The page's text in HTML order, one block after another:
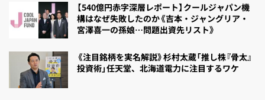
【540億円赤字深層レポート】クールジャパン機
構はなぜ失敗したのか《吉本・ジャングリア・
宮澤喜一の孫娘…問題出資先リスト》
《注目銘柄を実名解説》杉村太蔵「推し株『骨太』
投資術」任天堂、北海道電力に注目するワケ